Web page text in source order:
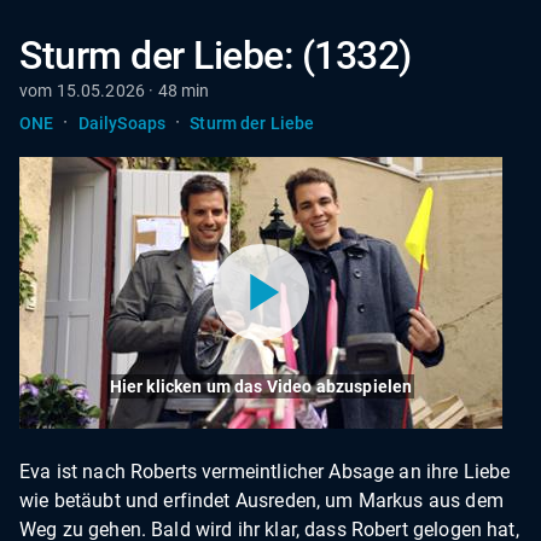
Sturm der Liebe: (1332)
vom 15.05.2026 · 48 min
ONE · DailySoaps · Sturm der Liebe
Hier klicken um das Video abzuspielen
Eva ist nach Roberts vermeintlicher Absage an ihre Liebe
wie betäubt und erfindet Ausreden, um Markus aus dem
Weg zu gehen. Bald wird ihr klar, dass Robert gelogen hat,